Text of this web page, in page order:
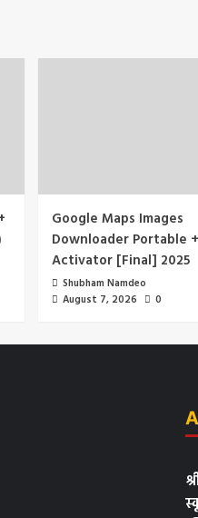
Google Maps Images
Downloader Portable +
Activator [Final] 2025
Shubham Namdeo
August 7, 2026
0